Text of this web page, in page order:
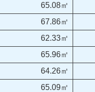
65.08㎡
67.86㎡
62.33㎡
65.96㎡
64.26㎡
65.09㎡